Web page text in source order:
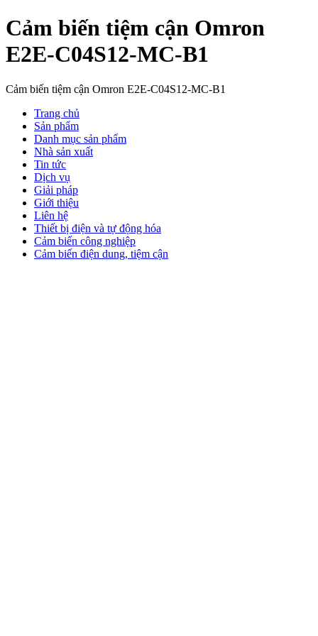
Cảm biến tiệm cận Omron
E2E-C04S12-MC-B1
Cảm biến tiệm cận Omron E2E-C04S12-MC-B1
Trang chủ
Sản phẩm
Danh mục sản phẩm
Nhà sản xuất
Tin tức
Dịch vụ
Giải pháp
Giới thiệu
Liên hệ
Thiết bị điện và tự động hóa
Cảm biến công nghiệp
Cảm biến điện dung, tiệm cận